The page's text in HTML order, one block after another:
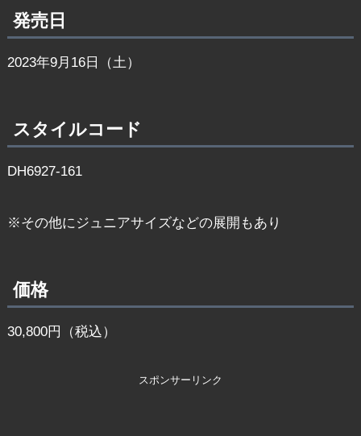
発売日
2023年9月16日（土）
スタイルコード
DH6927-161
※その他にジュニアサイズなどの展開もあり
価格
30,800円（税込）
スポンサーリンク